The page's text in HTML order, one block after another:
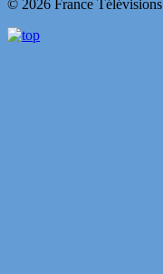
© 2026 France Télévisions